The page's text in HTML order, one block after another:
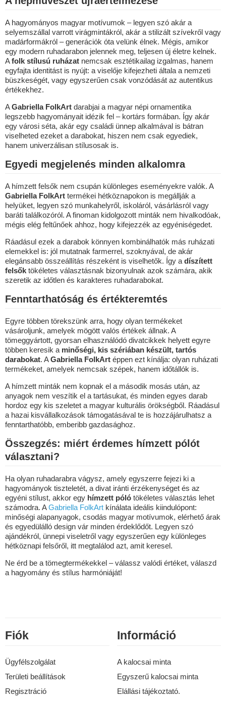
A hagyományos magyar motívumok – legyen szó akár a
selyemszállal varrott virágmintákról, akár a stilizált szívekről vagy
madárformákról – generációk óta velünk élnek. Mégis, amikor
egy modern ruhadarabon jelennek meg, teljesen új életre kelnek.
Afolk stílusú ruházat nemcsak esztétikailag izgalmas, hanem
egyfajta identitást is nyújt: a viselője kifejezheti általa a nemzeti
büszkeségét, vagy egyszerűen csak vonzódását az autentikus
értékekhez.
AGabriella FolkArt darabjai a magyar népi ornamentika
legszebb hagyományait idézik fel – kortárs formában. Így akár
egy városi séta, akár egy családi ünnep alkalmával is bátran
viselheted ezeket a darabokat, hiszen nem csak egyediek,
hanem univerzálisan stílusosak is.
Egyedi megjelenés minden alkalomra
A hímzett felsők nem csupán különleges eseményekre valók. A
Gabriella FolkArt termékei hétköznapokon is megállják a
helyüket, legyen szó munkahelyről, iskoláról, vásárlásról vagy
baráti találkozóról. A finoman kidolgozott minták nem hivalkodóak,
mégis elég feltűnőek ahhoz, hogy kifejezzék az egyéniségedet.
Ráadásul ezek a darabok könnyen kombinálhatók más ruházati
elemekkel is: jól mutatnak farmerrel, szoknyával, de akár
elegánsabb összeállítás részeként is viselhetők. Így a díszített
felsők tökéletes választásnak bizonyulnak azok számára, akik
szeretik az időtlen és karakteres ruhadarabokat.
Fenntarthatóság és értékteremtés
Egyre többen törekszünk arra, hogy olyan termékeket
vásároljunk, amelyek mögött valós értékek állnak. A
tömeggyártott, gyorsan elhasználódó divatcikkek helyett egyre
többen keresik a minőségi, kis szériában készült, tartós
darabokat. AGabriella FolkArt éppen ezt kínálja: olyan ruházati
termékeket, amelyek nemcsak szépek, hanem időtállók is.
A hímzett minták nem kopnak el a második mosás után, az
anyagok nem veszítik el a tartásukat, és minden egyes darab
hordoz egy kis szeletet a magyar kulturális örökségből. Ráadásul
a hazai kisvállalkozások támogatásával te is hozzájárulhatsz a
fenntarthatóbb, emberibb gazdasághoz.
Összegzés: miért érdemes hímzett pólót
választani?
Ha olyan ruhadarabra vágysz, amely egyszerre fejezi ki a
hagyományok tiszteletét, a divat iránti érzékenységet és az
egyéni stílust, akkor egy hímzett póló tökéletes választás lehet
számodra. AGabriella FolkArt kínálata ideális kiindulópont:
minőségi alapanyagok, csodás magyar motívumok, elérhető árak
és egyedülálló design vár minden érdeklődőt. Legyen szó
ajándékról, ünnepi viseletről vagy egyszerűen egy különleges
hétköznapi felsőről, itt megtalálod azt, amit keresel.
Ne érd be a tömegtermékekkel – válassz valódi értéket, válaszd
a hagyomány és stílus harmóniáját!
Fiók
Ügyfélszolgálat
Területi beállítások
Regisztráció
Információ
A kalocsai minta
Egyszerű kalocsai minta
Elállási tájékoztató.